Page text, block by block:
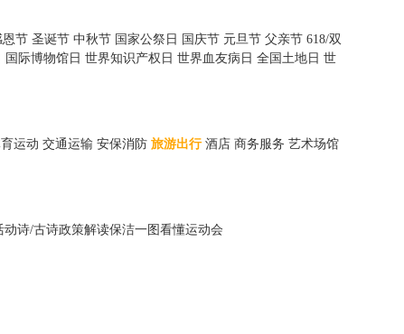
恩节 圣诞节 中秋节 国家公祭日 国庆节 元旦节 父亲节 618/双
国际博物馆日 世界知识产权日 世界血友病日 全国土地日 世
运动 交通运输 安保消防 旅游出行 酒店 商务服务 艺术场馆
动诗/古诗政策解读保洁一图看懂运动会